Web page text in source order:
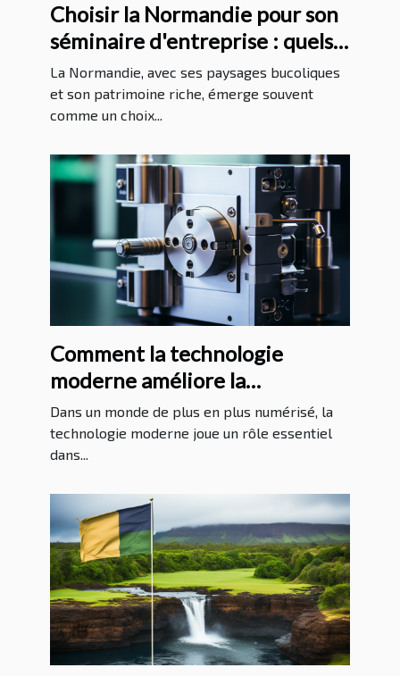
Choisir la Normandie pour son
séminaire d'entreprise : quels
avantages ?
La Normandie, avec ses paysages bucoliques
et son patrimoine riche, émerge souvent
comme un choix...
Comment la technologie
moderne améliore la
protection juridique
Dans un monde de plus en plus numérisé, la
technologie moderne joue un rôle essentiel
dans...